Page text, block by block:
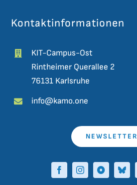
Kontaktinformationen
KIT-Campus-Ost
Rintheimer Querallee 2
76131 Karlsruhe
info@kamo.one
NEWSLETTER